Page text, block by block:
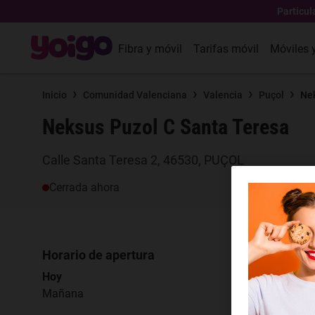
Fibra y móvil Tarifas móvil Móviles
Inicio › Comunidad Valenciana › Valencia › Puçol ›
Neksus Puzol C Santa Teresa
Calle Santa Teresa 2, 46530, PUÇOL
Cerrada ahora
Horario de apertura
Hoy
Mañana